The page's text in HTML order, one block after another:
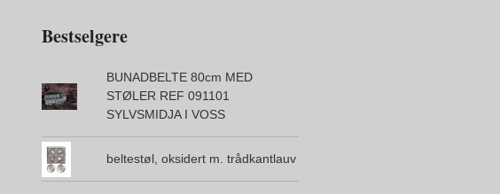
Bestselgere
BUNADBELTE 80cm MED
STØLER REF 091101
SYLVSMIDJA I VOSS
beltestøl, oksidert m. trådkantlauv